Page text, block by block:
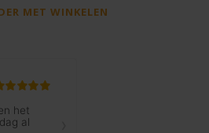
MET WINKELEN